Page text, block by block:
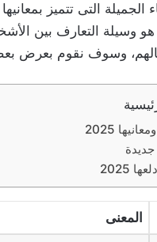
الجميلة التى تتميز
هو وسيلة التعارف بين
وسوف نقوم بعرض
2025
2025
المعنى